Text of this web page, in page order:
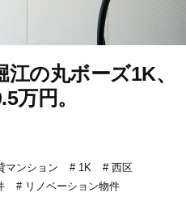
の丸ボーズ1K、
万円。
マンション 1K
西区
リノベーション物件